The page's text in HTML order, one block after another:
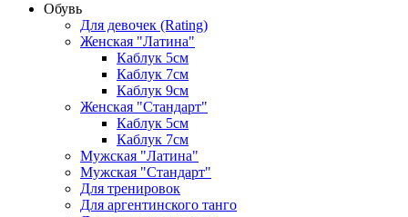
Обувь
Для девочек (Rating)
Женская "Латина"
Каблук 5см
Каблук 7см
Каблук 9см
Женская "Стандарт"
Каблук 5см
Каблук 7см
Мужская "Латина"
Мужская "Стандарт"
Для тренировок
Для аргентинского танго